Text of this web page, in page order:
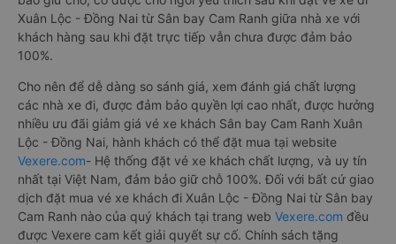
Xuân Lộc - Đồng Nai từ Sân bay Cam Ranh giữa nhà xe với
khách hàng sau khi đặt trực tiếp vẫn chưa được đảm bảo
100%.
Cho nên để dễ dàng so sánh giá, xem đánh giá chất lượng
các nhà xe đi, được đảm bảo quyền lợi cao nhất, được hưởng
nhiều ưu đãi giảm giá vé xe khách Sân bay Cam Ranh Xuân
Lộc - Đồng Nai, hành khách có thể đặt mua tại website
Vexere.com- Hệ thống đặt vé xe khách chất lượng, và uy tín
nhất tại Việt Nam, đảm bảo giữ chỗ 100%. Đối với bất cứ giao
dịch đặt mua vé xe khách đi Xuân Lộc - Đồng Nai từ Sân bay
Cam Ranh nào của quý khách tại trang web Vexere.com đều
được Vexere cam kết giải quyết sự cố. Chính sách tặng